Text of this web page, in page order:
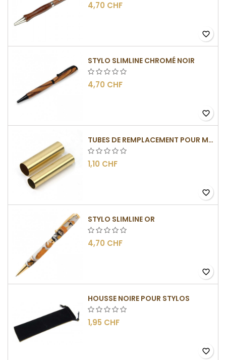
4,70 CHF
favorite_border
STYLO SLIMLINE CHROMÉ NOIR
4,70 CHF
favorite_border
TUBES DE REMPLACEMENT POUR MÉCANISMES SLIMLINE
1,10 CHF
favorite_border
STYLO SLIMLINE OR
4,70 CHF
favorite_border
HOUSSE NOIRE POUR STYLOS
1,95 CHF
favorite_border